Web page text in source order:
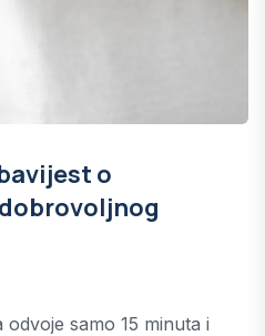
o
samo 15 minuta i